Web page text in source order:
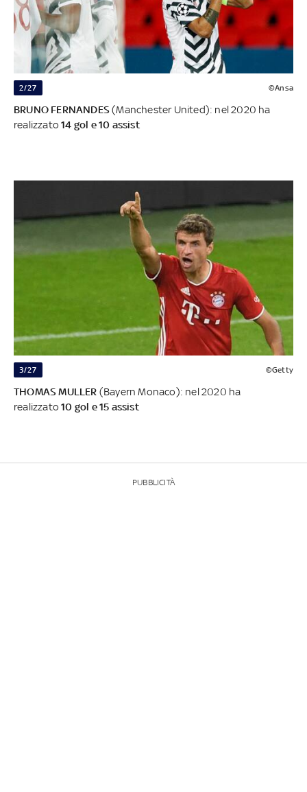
2/27 ©Ansa
BRUNO FERNANDES(Manchester United): nel 2020 ha
realizzato14 gol e 10 assist
3/27 ©Getty
THOMAS MULLER (Bayern Monaco): nel 2020 ha
realizzato10 gol e 15 assist
PUBBLICITÀ